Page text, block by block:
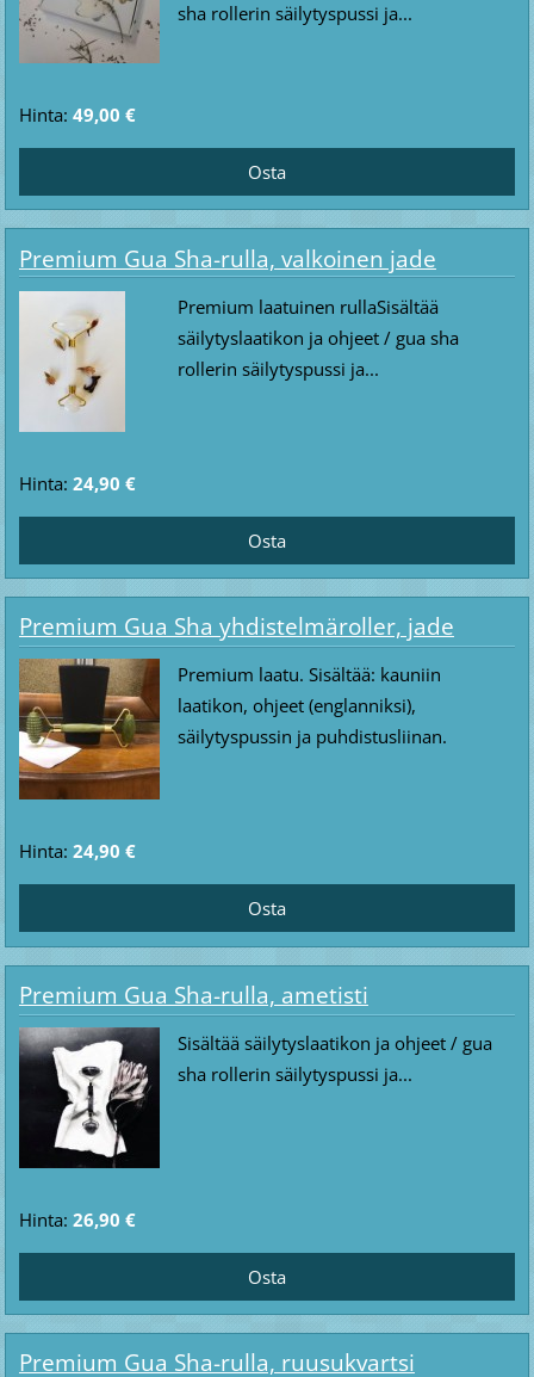
sha rollerin säilytyspussi ja...
Hinta: 49,00 €
Premium Gua Sha-rulla, valkoinen jade
Premium laatuinen rullaSisältää
säilytyslaatikon ja ohjeet / gua sha
rollerin säilytyspussi ja...
Hinta: 24,90 €
Premium Gua Sha yhdistelmäroller, jade
Premium laatu. Sisältää: kauniin
laatikon, ohjeet (englanniksi),
säilytyspussin ja puhdistusliinan.
Hinta: 24,90 €
Premium Gua Sha-rulla, ametisti
Sisältää säilytyslaatikon ja ohjeet / gua
sha rollerin säilytyspussi ja...
Hinta: 26,90 €
Premium Gua Sha-rulla, ruusukvartsi